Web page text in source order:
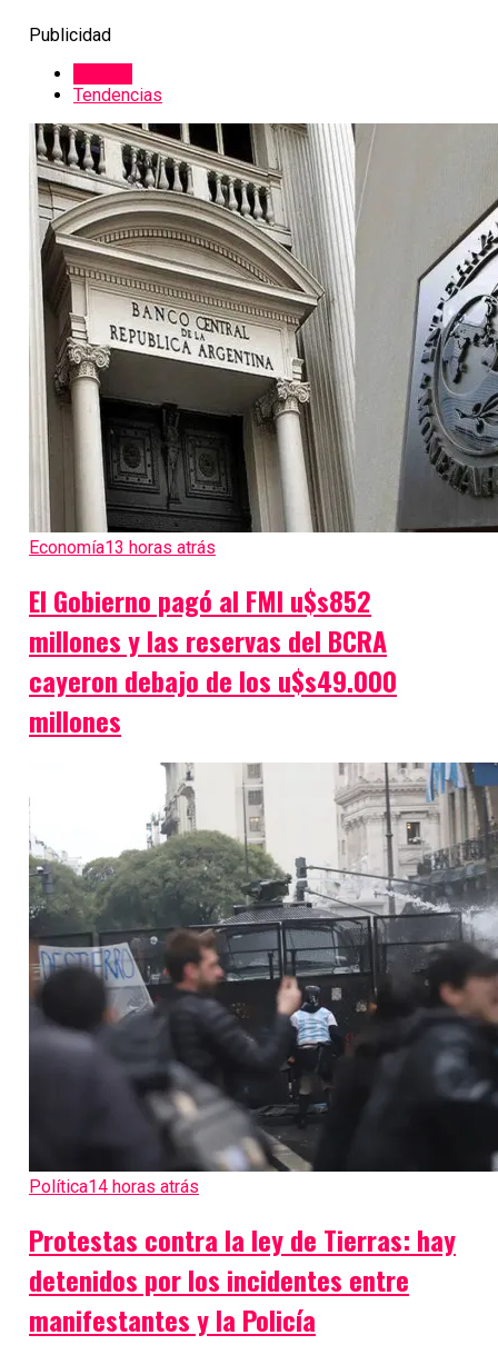
Publicidad
Tendencias
Economía13 horas atrás
El Gobierno pagó al FMI u$s852
millones y las reservas del BCRA
cayeron debajo de los u$s49.000
millones
Política14 horas atrás
Protestas contra la ley de Tierras: hay
detenidos por los incidentes entre
manifestantes y la Policía